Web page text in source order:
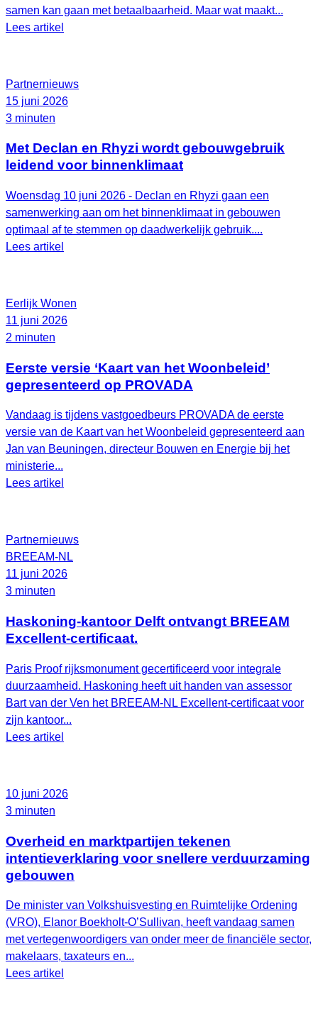
samen kan gaan met betaalbaarheid. Maar wat maakt...
Lees artikel
Partnernieuws
15 juni 2026
3 minuten
Met Declan en Rhyzi wordt gebouwgebruik
leidend voor binnenklimaat
Woensdag 10 juni 2026 - Declan en Rhyzi gaan een
samenwerking aan om het binnenklimaat in gebouwen
optimaal af te stemmen op daadwerkelijk gebruik....
Lees artikel
Eerlijk Wonen
11 juni 2026
2 minuten
Eerste versie ‘Kaart van het Woonbeleid’
gepresenteerd op PROVADA
Vandaag is tijdens vastgoedbeurs PROVADA de eerste
versie van de Kaart van het Woonbeleid gepresenteerd aan
Jan van Beuningen, directeur Bouwen en Energie bij het
ministerie...
Lees artikel
Partnernieuws
BREEAM-NL
11 juni 2026
3 minuten
Haskoning-kantoor Delft ontvangt BREEAM
Excellent-certificaat.
Paris Proof rijksmonument gecertificeerd voor integrale
duurzaamheid. Haskoning heeft uit handen van assessor
Bart van der Ven het BREEAM‑NL Excellent‑certificaat voor
zijn kantoor...
Lees artikel
10 juni 2026
3 minuten
Overheid en marktpartijen tekenen
intentieverklaring voor snellere verduurzaming
gebouwen
De minister van Volkshuisvesting en Ruimtelijke Ordening
(VRO), Elanor Boekholt‑O’Sullivan, heeft vandaag samen
met vertegenwoordigers van onder meer de financiële sector,
makelaars, taxateurs en...
Lees artikel